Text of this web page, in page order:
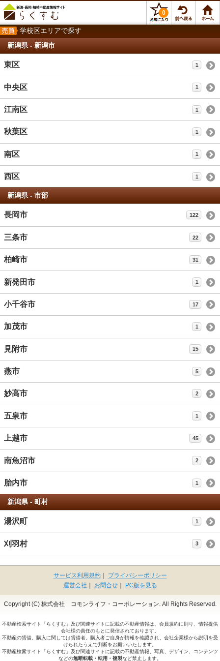
0
学校区エリアで探す
新潟県 - 新潟市
東区 1
中央区 1
江南区 1
秋葉区 1
南区 1
西区 1
新潟県 - 市部
長岡市 122
三条市 22
柏崎市 31
新発田市 1
小千谷市 17
加茂市 1
見附市 15
燕市 5
妙高市 2
五泉市 1
上越市 45
南魚沼市 2
胎内市 1
新潟県 - 町村
湯沢町 1
刈羽村 3
サービス利用規約｜
プライバシーポリシー
運営会社 ｜ お問合せ｜ PC版を見る
Copyright (C) 株式会社 コモンライフ・コーポレーション. All Rights Reserved.
不動産検索サイト「らくすむ」及び関連サイトに記載の不動産情報は、会員規約に則り、情報提供
会社様の責任のもとに発信されております。
不動産の賃借、購入に関しては賃借者、購入者ご自身が情報を確認され、会社企業様から説明を受
けられたうえで判断をお願いいたします。
不動産検索サイト「らくすむ」及び関連サイトに記載の不動産情報、写真、デザイン、コンテンツ
などの無断転載・転用・複製など禁止します。